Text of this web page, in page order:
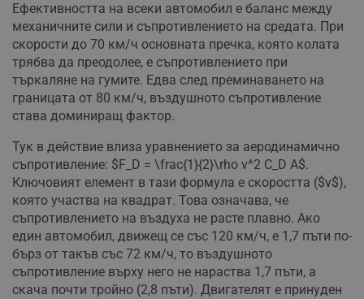
Ефективността на всеки автомобил е баланс между
механичните сили и съпротивлението на средата. При
скорости до 70 км/ч основната пречка, която колата
трябва да преодолее, е съпротивлението при
търкаляне на гумите. Едва след преминаването на
границата от 80 км/ч, въздушното съпротивление
става доминиращ фактор.
Тук в действие влиза уравнението за аеродинамично
съпротивление: $F_D = \frac{1}{2}\rho v^2 C_D A$.
Ключовият елемент в тази формула е скоростта ($v$),
която участва на квадрат. Това означава, че
съпротивлението на въздуха не расте плавно. Ако
един автомобил, движещ се със 120 км/ч, е 1,7 пъти по-
бърз от такъв със 72 км/ч, то въздушното
съпротивление върху него не нараства 1,7 пъти, а
скача почти тройно (2,8 пъти). Двигателят е принуден